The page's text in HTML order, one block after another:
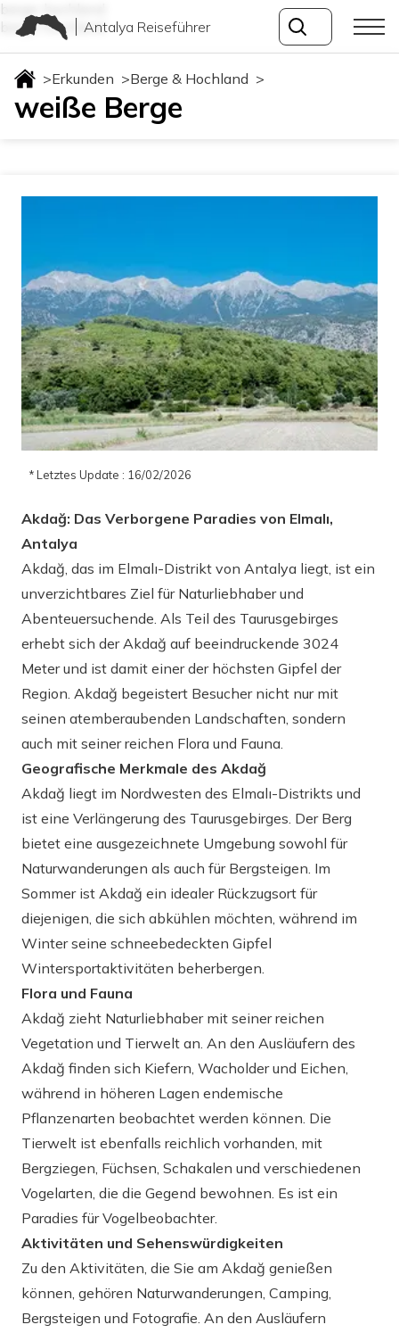
berge-hochland
berge-hochlandAntalya Reiseführer
>Erkunden >Berge & Hochland >
weiße Berge
* Letztes Update : 16/02/2026
Akdağ: Das Verborgene Paradies von Elmalı,
Antalya
Akdağ, das im Elmalı-Distrikt von Antalya liegt, ist ein
unverzichtbares Ziel für Naturliebhaber und
Abenteuersuchende. Als Teil des Taurusgebirges
erhebt sich der Akdağ auf beeindruckende 3024
Meter und ist damit einer der höchsten Gipfel der
Region. Akdağ begeistert Besucher nicht nur mit
seinen atemberaubenden Landschaften, sondern
auch mit seiner reichen Flora und Fauna.
Geografische Merkmale des Akdağ
Akdağ liegt im Nordwesten des Elmalı-Distrikts und
ist eine Verlängerung des Taurusgebirges. Der Berg
bietet eine ausgezeichnete Umgebung sowohl für
Naturwanderungen als auch für Bergsteigen. Im
Sommer ist Akdağ ein idealer Rückzugsort für
diejenigen, die sich abkühlen möchten, während im
Winter seine schneebedeckten Gipfel
Wintersportaktivitäten beherbergen.
Flora und Fauna
Akdağ zieht Naturliebhaber mit seiner reichen
Vegetation und Tierwelt an. An den Ausläufern des
Akdağ finden sich Kiefern, Wacholder und Eichen,
während in höheren Lagen endemische
Pflanzenarten beobachtet werden können. Die
Tierwelt ist ebenfalls reichlich vorhanden, mit
Bergziegen, Füchsen, Schakalen und verschiedenen
Vogelarten, die die Gegend bewohnen. Es ist ein
Paradies für Vogelbeobachter.
Aktivitäten und Sehenswürdigkeiten
Zu den Aktivitäten, die Sie am Akdağ genießen
können, gehören Naturwanderungen, Camping,
Bergsteigen und Fotografie. An den Ausläufern